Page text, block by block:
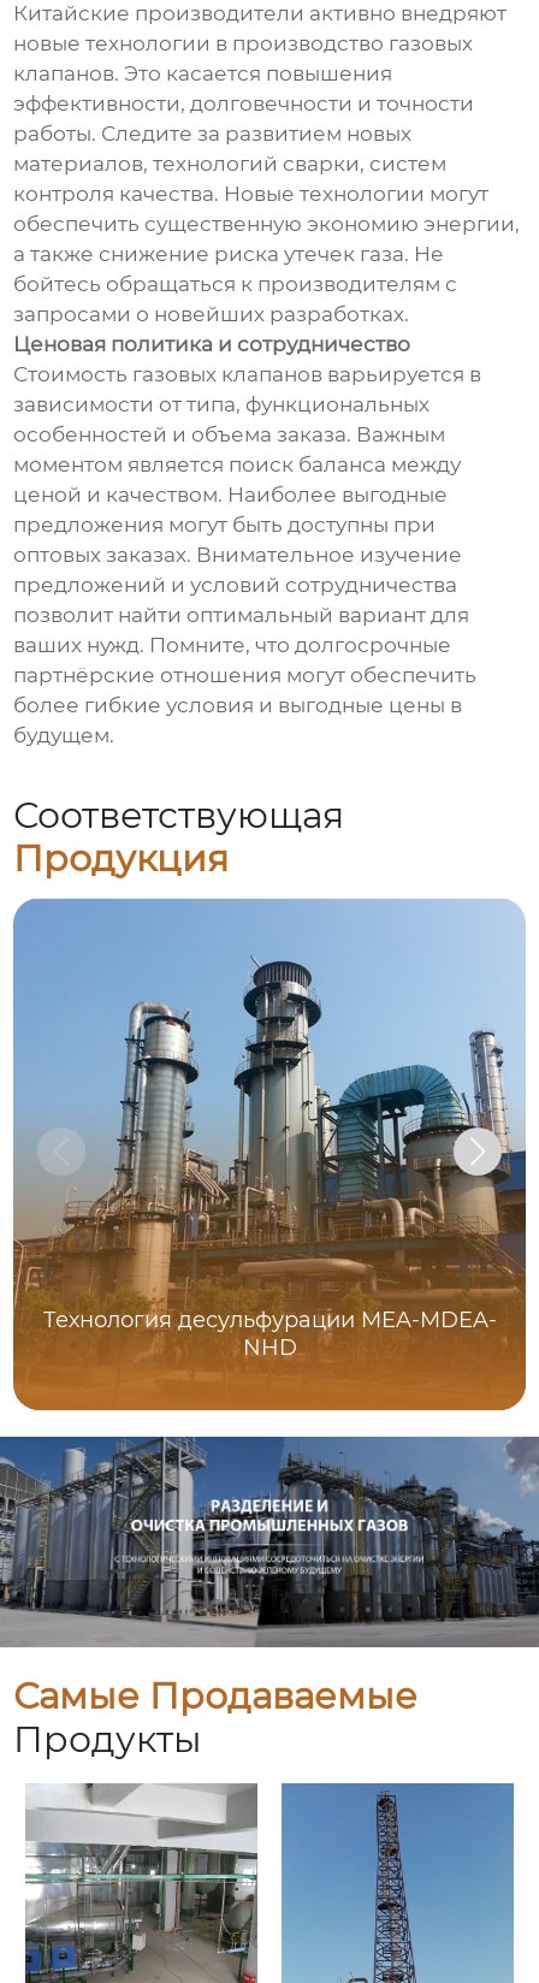
Китайские производители активно внедряют
новые технологии в производство газовых
клапанов. Это касается повышения
эффективности, долговечности и точности
работы. Следите за развитием новых
материалов, технологий сварки, систем
контроля качества. Новые технологии могут
обеспечить существенную экономию энергии,
а также снижение риска утечек газа. Не
бойтесь обращаться к производителям с
запросами о новейших разработках.
Ценовая политика и сотрудничество
Стоимость газовых клапанов варьируется в
зависимости от типа, функциональных
особенностей и объема заказа. Важным
моментом является поиск баланса между
ценой и качеством. Наиболее выгодные
предложения могут быть доступны при
оптовых заказах. Внимательное изучение
предложений и условий сотрудничества
позволит найти оптимальный вариант для
ваших нужд. Помните, что долгосрочные
партнёрские отношения могут обеспечить
более гибкие условия и выгодные цены в
будущем.
Соответствующая
Продукция
Технология десульфурации MEA-MDEA-
NHD
Самые Продаваемые
Продукты